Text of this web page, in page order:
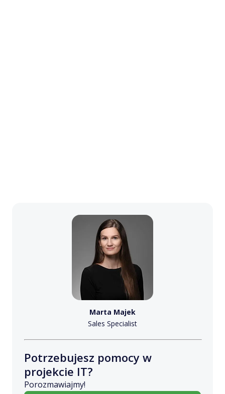
Marta Majek
Sales Specialist
Potrzebujesz pomocy w
projekcie IT?
Porozmawiajmy!